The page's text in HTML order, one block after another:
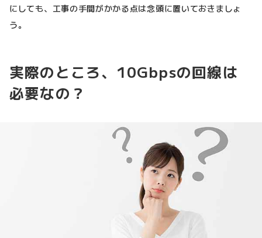
にしても、工事の手間がかかる点は念頭に置いておきましょ
う。
実際のところ、10Gbpsの回線は
必要なの？